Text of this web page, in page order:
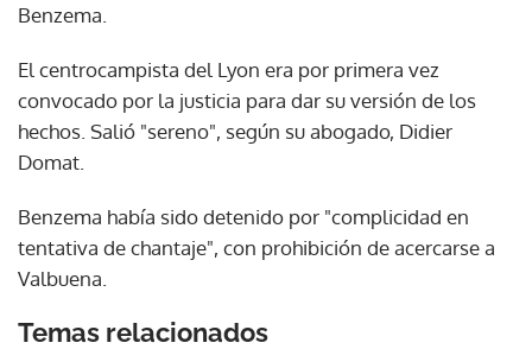
Benzema.
El centrocampista del Lyon era por primera vez
convocado por la justicia para dar su versión de los
hechos. Salió "sereno", según su abogado, Didier
Domat.
Benzema había sido detenido por "complicidad en
tentativa de chantaje", con prohibición de acercarse a
Valbuena.
Temas relacionados